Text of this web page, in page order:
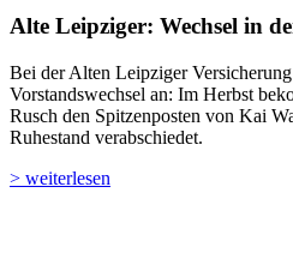
Alte Leipziger: Wechsel in
Bei der Alten Leipziger
Vorstandswechsel an: Im Herbst
Rusch den Spitzenposten von Kai
Ruhestand verabschiedet.
> weiterlesen